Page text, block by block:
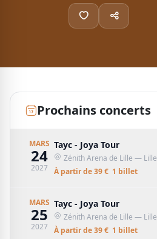
Prochains concerts
MARS
24
2027
Tayc - Joya Tour
Zénith Arena de Lille — Lille
À partir de39€ 1 billet
MARS
25
2027
Tayc - Joya Tour
Zénith Arena de Lille — Lille
À partir de39€ 1 billet